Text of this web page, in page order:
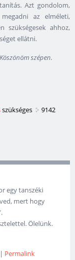
Azt gondolom,
az elméleti,
szükségesek ahhoz,
ellátni.
szépen.
szükséges
9142
egy tanszéki
mert hogy
Ölelünk.
Permalink